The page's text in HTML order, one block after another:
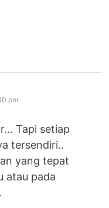
pm
Tapi setiap
tersendiri..
yang tepat
atau pada